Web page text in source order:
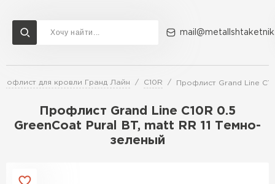
для кровли Гранд Лайн C10R Профлист Grand Line
Профлист Grand Line C10R 0.5
GreenCoat Pural BT, matt RR 11 Темно-
зеленый
Доставка и оплата Акции О компании Контакты
Перейти в каталог